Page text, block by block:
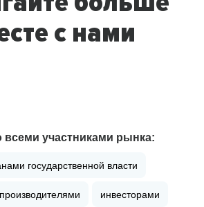
с нами
всеми участниками рынка:
государственной власти
производителями инвесторами